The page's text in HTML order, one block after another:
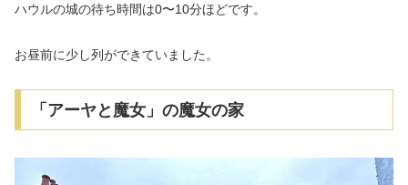
ハウルの城の待ち時間は0〜10分ほどです。
お昼前に少し列ができていました。
「アーヤと魔女」の魔女の家